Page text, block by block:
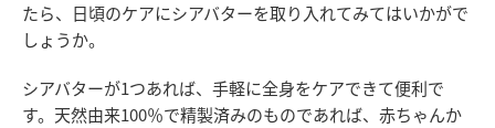
たら、日頃のケアにシアバターを取り入れてみてはいかがで
しょうか。
シアバターが1つあれば、手軽に全身をケアできて便利で
す。天然由来100％で精製済みのものであれば、赤ちゃんか